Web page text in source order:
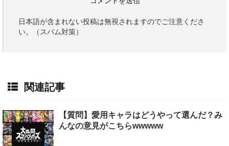
日本語が含まれない投稿は無視されますのでご注意くださ
い。（スパム対策）
関連記事
【質問】愛用キャラはどうやって選んだ？み
んなの意見がこちらwwwww